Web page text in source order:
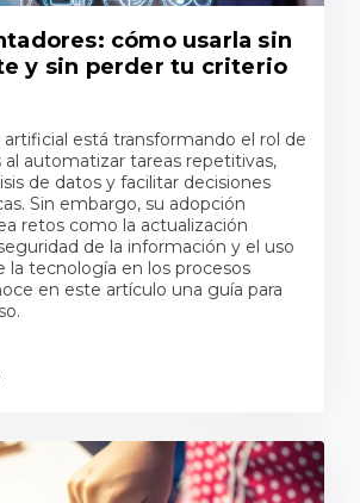
cómo usarla sin
y sin perder tu criterio
está transformando el rol de
al automatizar tareas repetitivas,
de datos y facilitar decisiones
Sin embargo, su adopción
retos como la actualización
de la información y el uso
la tecnología en los procesos
en este artículo una guía para